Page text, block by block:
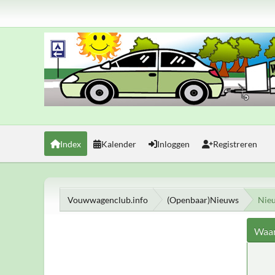
Index Kalender Inloggen Registreren
Vouwwagenclub.info (Openbaar)Nieuws